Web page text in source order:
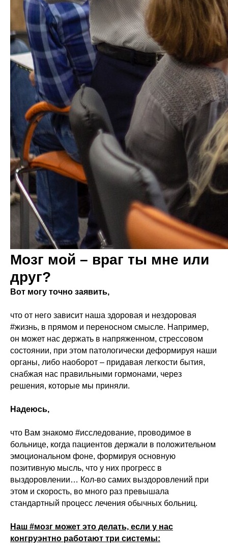
Мозг мой – враг ты мне или
друг?
Вот могу точно заявить,
что от него зависит наша здоровая и нездоровая
#жизнь, в прямом и переносном смысле. Например,
он может нас держать в напряженном, стрессовом
состоянии, при этом патологически деформируя наши
органы, либо наоборот – придавая легкости бытия,
снабжая нас правильными гормонами, через
решения, которые мы приняли.
Надеюсь,
что Вам знакомо #исследование, проводимое в
больнице, когда пациентов держали в положительном
эмоциональном фоне, формируя основную
позитивную мысль, что у них прогресс в
выздоровлении… Кол-во самих выздоровлений при
этом и скорость, во много раз превышала
стандартный процесс лечения обычных больниц.
Наш #мозг может это делать, если у нас
конгруэнтно работают три системы: